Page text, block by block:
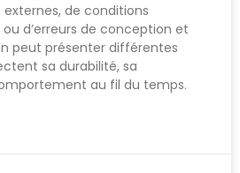
externes, de conditions
d’erreurs de conception et
peut présenter différentes
sa durabilité, sa
au fil du temps.